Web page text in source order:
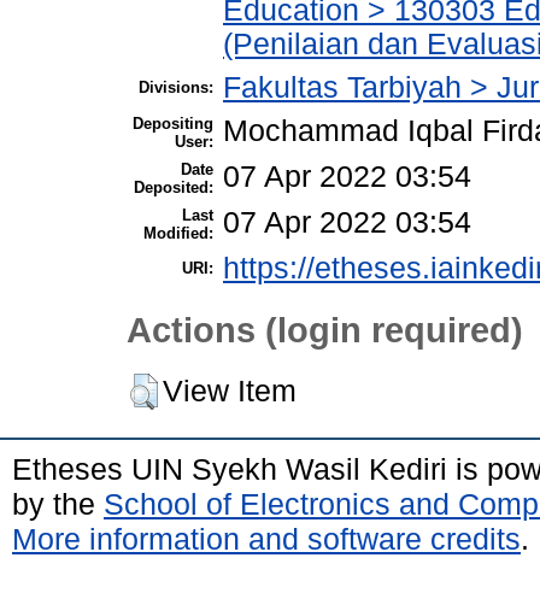
Education > 130303
(Penilaian dan
Divisions: Fakultas Tarbiyah >
Depositing
User:
Mochammad Iqbal
Date
Deposited:
07 Apr 2022 03:54
Last
Modified:
07 Apr 2022 03:54
URI: https://
Actions (login required)
View Item
Etheses UIN Syekh Wasil Kediri is
by the School of Electronics and
More information and software credits.